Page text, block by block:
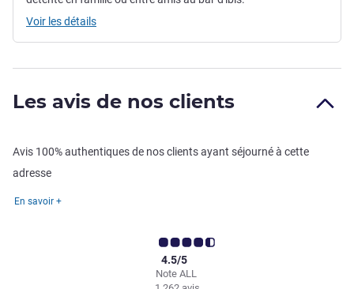
Voir les détails
Les avis de nos clients
Avis 100% authentiques de nos clients ayant séjourné à cette
adresse
En savoir +
Note ALL
4.5/5